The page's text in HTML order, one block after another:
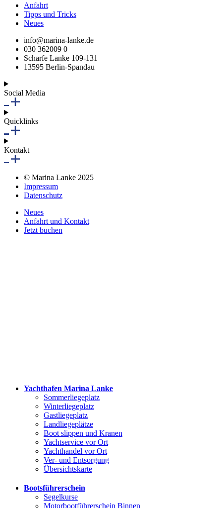
Anfahrt
Tipps und Tricks
Neues
info@marina-lanke.de
030 362009 0
Scharfe Lanke 109-131
13595 Berlin-Spandau
Social Media
Quicklinks
Kontakt
© Marina Lanke 2025
Impressum
Datenschutz
Neues
Anfahrt und Kontakt
Jetzt buchen
Yachthafen Marina Lanke
Sommerliegeplatz
Winterliegeplatz
Gastliegeplatz
Landliegeplätze
Boot slippen und Kranen
Yachtservice vor Ort
Yachthandel vor Ort
Ver- und Entsorgung
Übersichtskarte
Bootsführerschein
Segelkurse
Motorbootführerschein Binnen